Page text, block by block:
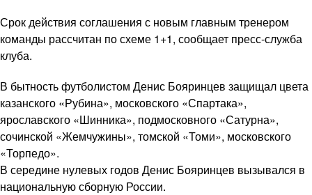
Срок действия соглашения с новым главным тренером
команды рассчитан по схеме 1+1, сообщает пресс-служба
клуба.
В бытность футболистом Денис Бояринцев защищал цвета
казанского «Рубина», московского «Спартака»,
ярославского «Шинника», подмосковного «Сатурна»,
сочинской «Жемчужины», томской «Томи», московского
«Торпедо».
В середине нулевых годов Денис Бояринцев вызывался в
национальную сборную России.